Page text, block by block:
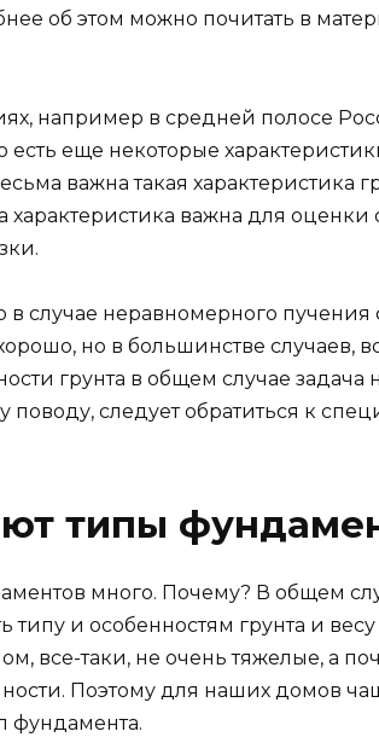
об этом можно почитать в
например в средней полосе
есть еще некоторые
важна такая характеристика
характеристика важна для оценки
в случае неравномерного
но в большинстве случаев,
грунта в общем случае задача
поводу, следует обратиться к
типы
много. Почему? В общем
типу и особенностям грунта и
все-таки, не очень тяжелые, а
Поэтому для наших домов
фундамента.